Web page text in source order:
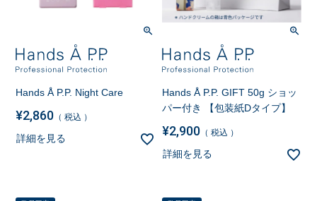
Hands Å P.P. Night Care
¥2,860 税込
詳細を見る
Hands Å P.P. GIFT 50g ショッ
パー付き 【包装紙Dタイプ】
¥2,900 税込
詳細を見る